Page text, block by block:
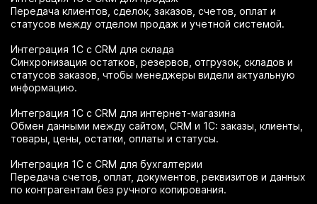
Передача клиентов, сделок, заказов, счетов, оплат и
статусов между отделом продаж и учетной системой.
Интеграция 1С с CRM для склада
Синхронизация остатков, резервов, отгрузок, складов и
статусов заказов, чтобы менеджеры видели актуальную
информацию.
Интеграция 1С с CRM для интернет-магазина
Обмен данными между сайтом, CRM и 1С: заказы, клиенты,
товары, цены, остатки, оплаты и статусы.
Интеграция 1С с CRM для бухгалтерии
Передача счетов, оплат, документов, реквизитов и данных
по контрагентам без ручного копирования.